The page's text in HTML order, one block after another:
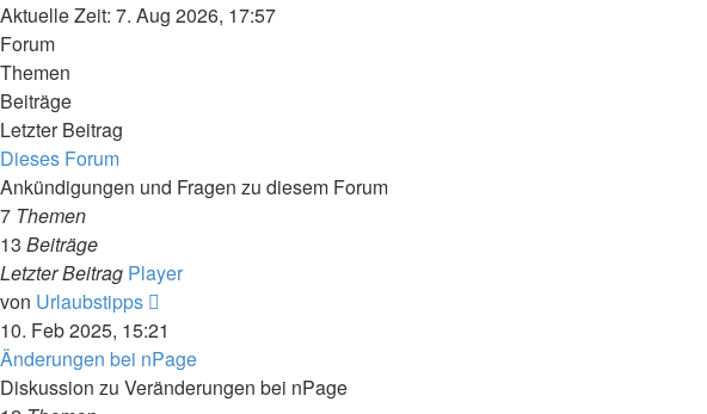
Aktuelle Zeit: 7. Aug 2026, 17:57
Forum
Themen
Beiträge
Letzter Beitrag
Dieses Forum
Ankündigungen und Fragen zu diesem Forum
7 Themen
13 Beiträge
Letzter Beitrag Player
von Urlaubstipps
Beitrag
10. Feb 2025, 15:21
Änderungen bei nPage
Diskussion zu Veränderungen bei nPage